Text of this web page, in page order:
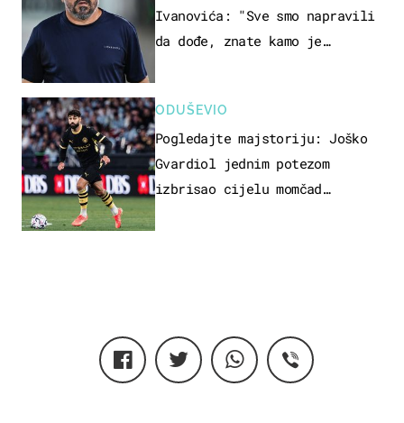
Ivanovića: "Sve smo napravili
da dođe, znate kamo je
ODUŠEVIO
Pogledajte majstoriju: Joško
Gvardiol jednim potezom
izbrisao cijelu momčad